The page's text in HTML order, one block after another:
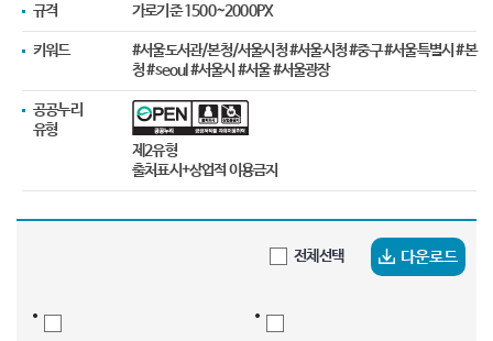
규격 가로기준 1500~2000PX
키워드
#서울도서관/본청/서울시청 #서울시청 #중구 #서울특별시 #본
청 #seoul #서울시 #서울 #서울광장
공공누리
유형
제2유형
출처표시+상업적 이용금지
전체선택 다운로드